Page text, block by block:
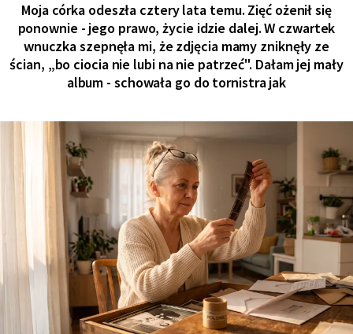
Moja córka odeszła cztery lata temu. Zięć ożenił się
ponownie - jego prawo, życie idzie dalej. W czwartek
wnuczka szepnęła mi, że zdjęcia mamy zniknęły ze
ścian, „bo ciocia nie lubi na nie patrzeć". Dałam jej mały
album - schowała go do tornistra jak